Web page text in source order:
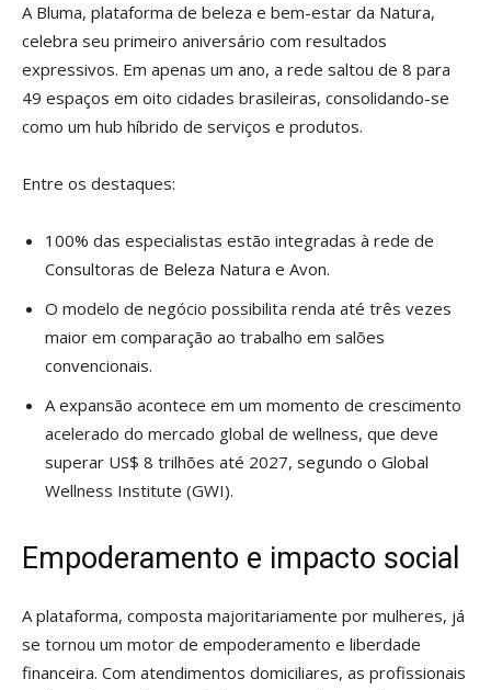
A Bluma, plataforma de beleza e bem-estar da Natura,
celebra seu primeiro aniversário com resultados
expressivos. Em apenas um ano, a rede saltou de 8 para
49 espaços em oito cidades brasileiras, consolidando-se
como um hub híbrido de serviços e produtos.
Entre os destaques:
100% das especialistas estão integradas à rede de
Consultoras de Beleza Natura e Avon.
O modelo de negócio possibilita renda até três vezes
maior em comparação ao trabalho em salões
convencionais.
A expansão acontece em um momento de crescimento
acelerado do mercado global de wellness, que deve
superar US$ 8 trilhões até 2027, segundo o Global
Wellness Institute (GWI).
Empoderamento e impacto social
A plataforma, composta majoritariamente por mulheres, já
se tornou um motor de empoderamento e liberdade
financeira. Com atendimentos domiciliares, as profissionais